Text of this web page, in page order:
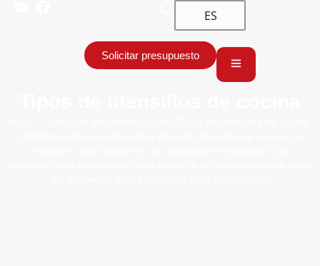
ES
Solicitar presupuesto